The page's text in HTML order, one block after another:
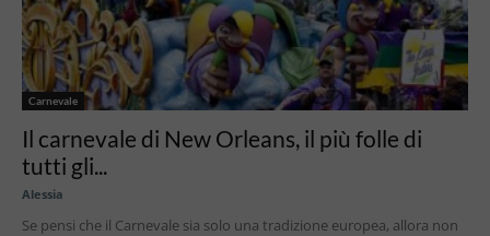
Carnevale
Il carnevale di New Orleans, il più folle di
tutti gli...
Alessia
Se pensi che il Carnevale sia solo una tradizione europea, allora non